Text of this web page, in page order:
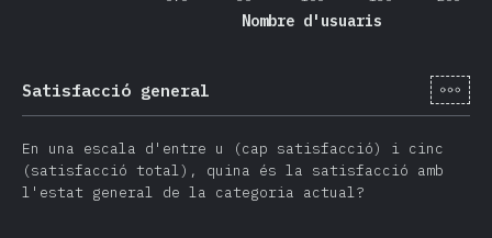
Nombre d'usuaris
Satisfacció general [ca-
En una escala d'entre u (cap satisfacció) i cinc
(satisfacció total), quina és la satisfacció amb
l'estat general de la categoria actual?